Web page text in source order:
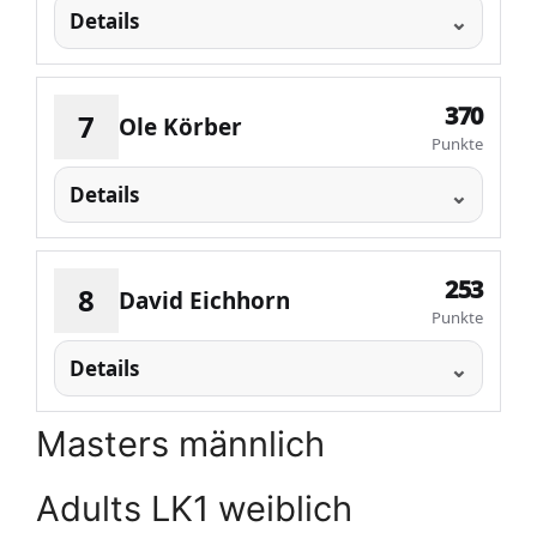
Details
7 Ole Körber 370
Punkte
Details
8 David Eichhorn 253
Punkte
Details
Masters männlich
Adults LK1 weiblich